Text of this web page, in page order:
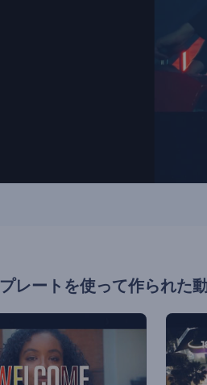
レートを使って作られた